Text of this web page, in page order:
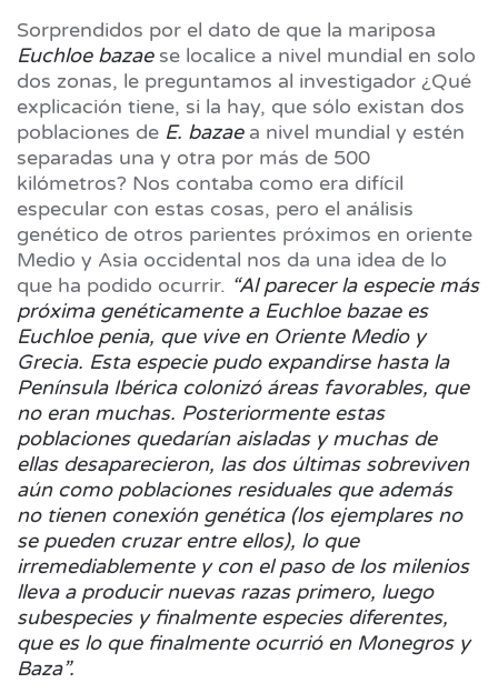
Sorprendidos por el dato de que la mariposa
Euchloe bazaese localice a nivel mundial en solo
dos zonas, le preguntamos al investigador ¿Qué
explicación tiene, si la hay, que sólo existan dos
poblaciones de E. bazaea nivel mundial y estén
separadas una y otra por más de 500
kilómetros? Nos contaba como era difícil
especular con estas cosas, pero el análisis
genético de otros parientes próximos en oriente
Medio y Asia occidental nos da una idea de lo
que ha podido ocurrir. “Al parecer la especie más
próxima genéticamente a Euchloe bazae es
Euchloe penia, que vive en Oriente Medio y
Grecia. Esta especie pudo expandirse hasta la
Península Ibérica colonizó áreas favorables, que
no eran muchas. Posteriormente estas
poblaciones quedarían aisladas y muchas de
ellas desaparecieron, las dos últimas sobreviven
aún como poblaciones residuales que además
no tienen conexión genética (los ejemplares no
se pueden cruzar entre ellos), lo que
irremediablemente y con el paso de los milenios
lleva a producir nuevas razas primero, luego
subespecies y finalmente especies diferentes,
que es lo que finalmente ocurrió en Monegros y
Baza”.